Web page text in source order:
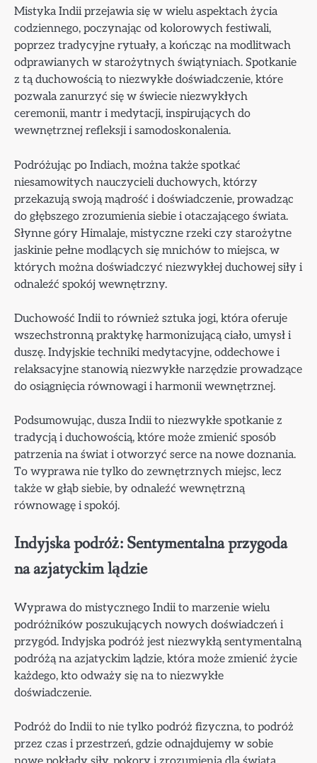
Mistyka Indii przejawia się w wielu aspektach życia
codziennego, poczynając od kolorowych festiwali,
poprzez tradycyjne rytuały, a kończąc na modlitwach
odprawianych w starożytnych świątyniach. Spotkanie
z tą duchowością to niezwykłe doświadczenie, które
pozwala zanurzyć się w świecie niezwykłych
ceremonii, mantr i medytacji, inspirujących do
wewnętrznej refleksji i samodoskonalenia.
Podróżując po Indiach, można także spotkać
niesamowitych nauczycieli duchowych, którzy
przekazują swoją mądrość i doświadczenie, prowadząc
do głębszego zrozumienia siebie i otaczającego świata.
Słynne góry Himalaje, mistyczne rzeki czy starożytne
jaskinie pełne modlących się mnichów to miejsca, w
których można doświadczyć niezwykłej duchowej siły i
odnaleźć spokój wewnętrzny.
Duchowość Indii to również sztuka jogi, która oferuje
wszechstronną praktykę harmonizującą ciało, umysł i
duszę. Indyjskie techniki medytacyjne, oddechowe i
relaksacyjne stanowią niezwykłe narzędzie prowadzące
do osiągnięcia równowagi i harmonii wewnętrznej.
Podsumowując, dusza Indii to niezwykłe spotkanie z
tradycją i duchowością, które może zmienić sposób
patrzenia na świat i otworzyć serce na nowe doznania.
To wyprawa nie tylko do zewnętrznych miejsc, lecz
także w głąb siebie, by odnaleźć wewnętrzną
równowagę i spokój.
Indyjska podróż: Sentymentalna przygoda
na azjatyckim lądzie
Wyprawa do mistycznego Indii to marzenie wielu
podróżników poszukujących nowych doświadczeń i
przygód. Indyjska podróż jest niezwykłą sentymentalną
podróżą na azjatyckim lądzie, która może zmienić życie
każdego, kto odważy się na to niezwykłe
doświadczenie.
Podróż do Indii to nie tylko podróż fizyczna, to podróż
przez czas i przestrzeń, gdzie odnajdujemy w sobie